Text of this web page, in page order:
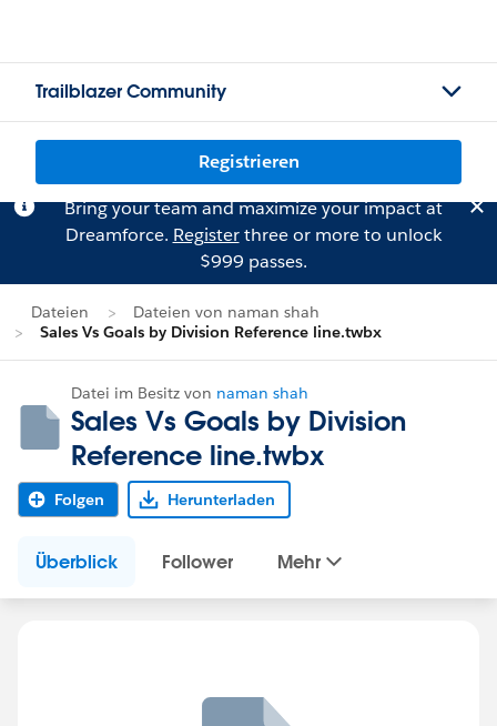
Trailblazer Community
Registrieren
Bring your team and maximize your impact at
Dreamforce. Registerthree or more to unlock
$999 passes.
Dateien
Dateien von naman shah
Sales Vs Goals by Division Reference line.twbx
Datei im Besitz von naman shah
Sales Vs Goals by Division
Reference line.twbx
Folgen Herunterladen
Überblick Follower Mehr